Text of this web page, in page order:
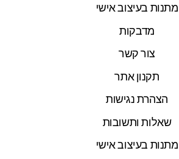
מתנות בעיצוב אישי
מדבקות
צור קשר
תקנון אתר
הצהרת נגישות
שאלות ותשובות
מתנות בעיצוב אישי